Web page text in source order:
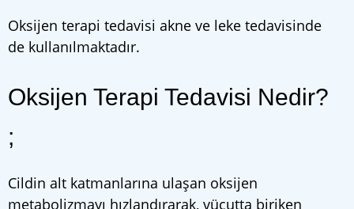
Oksijen terapi tedavisi akne ve leke tedavisinde
de kullanılmaktadır.
Oksijen Terapi Tedavisi Nedir?
;
Cildin alt katmanlarına ulaşan oksijen
metabolizmayı hızlandırarak, vücutta biriken